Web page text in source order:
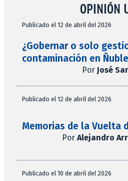
OPINIÓN
Publicado el 12 de abril del 2026
¿Gobernar o solo
contaminación en
Por José
Publicado el 12 de abril del 2026
Memorias de la Vuelta
Por Alejandro
Publicado el 10 de abril del 2026